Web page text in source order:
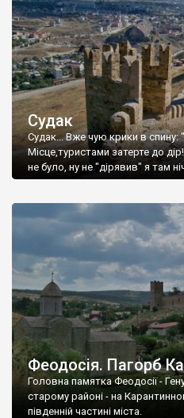
Судак
Судак... Вже чую крики в
Місце,туристами затерте до
не було, ну не "дірявив" я там
Феодосія. Пагорб
Головна памятка Феодосії -
старому районі - на
південній частині міста.